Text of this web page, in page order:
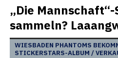
„Die
sammeln?
WIESBADEN PHANTOMS
STICKERSTARS-ALBUM /